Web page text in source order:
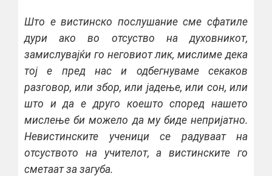
Што е вистинско послушание сме сфатиле
дури ако во отсуство на духовникот,
замислувајќи го неговиот лик, мислиме дека
тој е пред нас и одбегнуваме секаков
разговор, или збор, или јадење, или сон, или
што и да е друго коешто според нашето
мислење би можело да му биде непријатно.
Невистинските ученици се радуваат на
отсуството на учителот, а вистинските го
сметаат за загуба.